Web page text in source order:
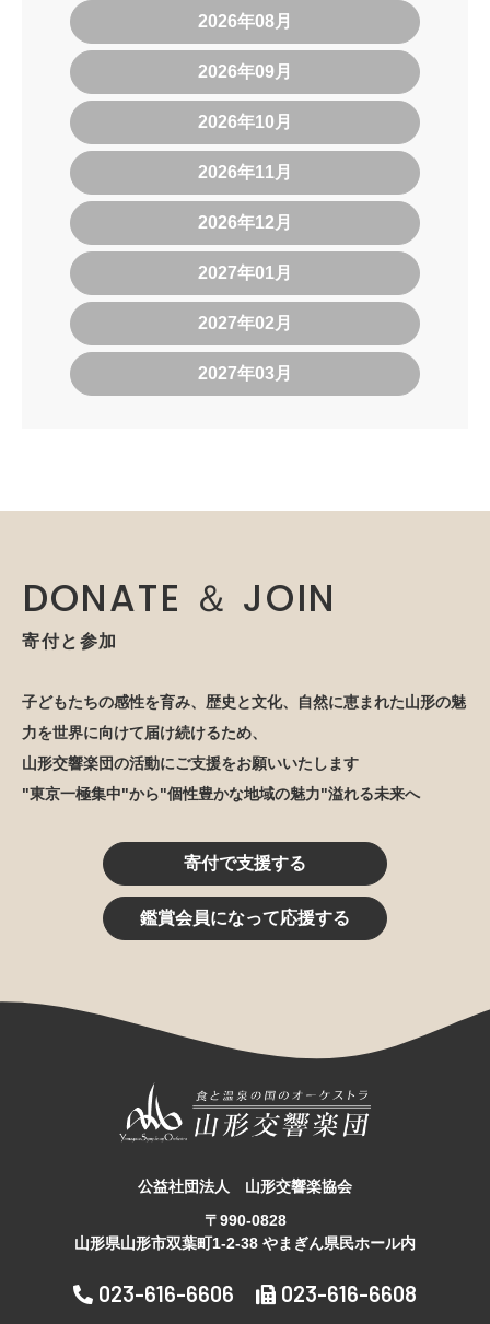
2026年08月
2026年09月
2026年10月
2026年11月
2026年12月
2027年01月
2027年02月
2027年03月
DONATE ＆ JOIN
寄付と参加
子どもたちの感性を育み、歴史と文化、自然に恵まれた山形の魅
力を世界に向けて届け続けるため、
山形交響楽団の活動にご支援をお願いいたします
"東京一極集中"から"個性豊かな地域の魅力"溢れる未来へ
寄付で支援する
鑑賞会員になって応援する
公益社団法人 山形交響楽協会
〒990-0828
山形県山形市双葉町1-2-38 やまぎん県民ホール内
023-616-6606 023-616-6608